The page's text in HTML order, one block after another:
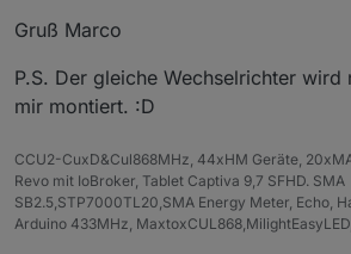
Gruß Marco
P.S. Der gleiche Wechselrichter wird
mir montiert. :D
CCU2-CuxD&Cul868MHz, 44xHM Geräte,
Revo mit IoBroker, Tablet Captiva 9,7 SFHD. SMA
SB2.5,STP7000TL20,SMA Energy Meter, Echo,
Arduino 433MHz,